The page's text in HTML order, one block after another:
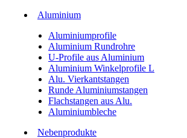
Aluminium
Aluminiumprofile
Aluminium Rundrohre
U-Profile aus Aluminium
Aluminium Winkelprofile L
Alu. Vierkantstangen
Runde Aluminiumstangen
Flachstangen aus Alu.
Aluminiumbleche
Nebenprodukte